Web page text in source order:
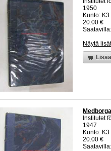
1950
Kunto:
20.00 €
Näytä
Institutet
1947
Kunto:
20.00 €